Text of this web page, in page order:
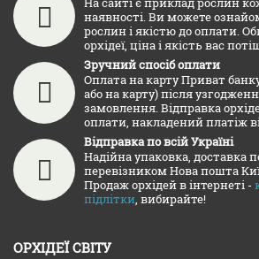
наявності. Ви можете
рослин і якістю до оплати.
орхідеї, ціна і якість вас
Зручний спосіб оплати
Оплата на карту Приват
або на карту) після
замовлення. Відправка
оплати, накладений платіж
Відправка по всій Україні
Надійна упаковка, доставка
перевізником Нова пошта
Продаж орхідей в інтернеті -
підлітки, вибирайте!
ОРХІДЕЇ СВІТУ